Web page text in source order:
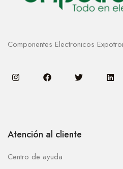
Componentes Electronicos
Atención al cliente
Centro de ayuda